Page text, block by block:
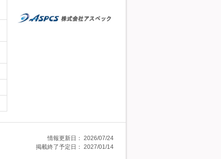
情報更新日： 2026/07/24
掲載終了予定日： 2027/01/14